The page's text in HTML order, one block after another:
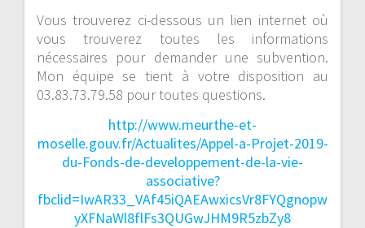
Vous trouverez ci-dessous un lien internet où
vous trouverez toutes les informations
nécessaires pour demander une subvention.
Mon équipe se tient à votre disposition au
03.83.73.79.58 pour toutes questions.
http://www.meurthe-et-
moselle.gouv.fr/Actualites/Appel-a-Projet-2019-
du-Fonds-de-developpement-de-la-vie-
associative?
fbclid=IwAR33_VAf45iQAEAwxicsVr8FYQgnopw
yXFNaWl8flFs3QUGwJHM9R5zbZy8